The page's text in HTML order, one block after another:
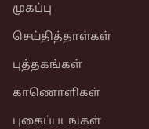
முகப்பு
செய்தித்தாள்கள்
புத்தகங்கள்
காணொளிகள்
புகைப்படங்கள்